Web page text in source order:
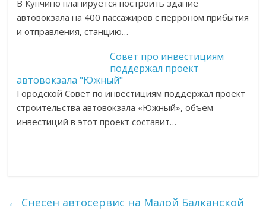
В Купчино планируется построить здание
автовокзала на 400 пассажиров с перроном прибытия
и отправления, станцию…
Совет про инвестициям
поддержал проект
автовокзала "Южный"
Городской Совет по инвестициям поддержал проект
строительства автовокзала «Южный», объем
инвестиций в этот проект составит…
← Снесен автосервис на Малой Балканской